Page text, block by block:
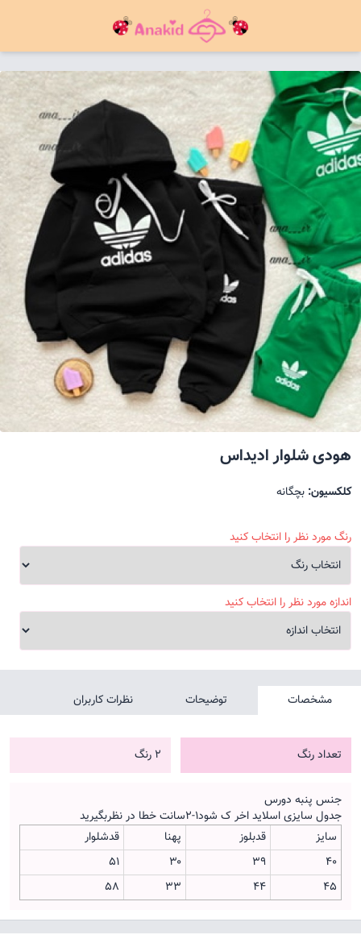
هودی شلوار ادیداس
کلکسیون: بچگانه
رنگ مورد نظر را انتخاب کنید
اندازه مورد نظر را انتخاب کنید
مشخصات توضیحات نظرات کاربران
تعداد رنگ 2 رنگ
جنس پنبه دورس
جدول سایزی اسلاید اخر ک شود۱-۲سانت خطا در نظربگیرید
سایز
قدبلوز پهنا
قدشلوار
۴۰
۳۹ ۳۰
۵۱
۴۵
۴۴ ۳۳ ۵۸